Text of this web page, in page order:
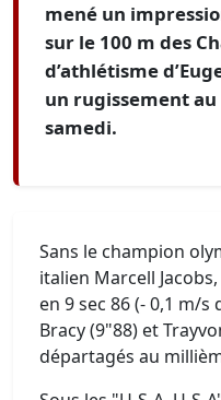
mené un
sur le 100 m des
d’athlétisme
un rugissement
samedi.
Sans le champion
italien Marcell
en 9 sec 86 (- 0,1 m/
Bracy (9"88) et
départagés au